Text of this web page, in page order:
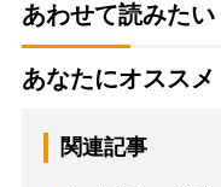
あわせて読みたい
あなたにオススメ
関連記事